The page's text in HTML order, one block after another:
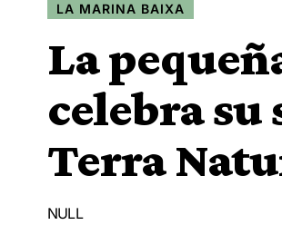
LA MARINA BAIXA
La
celebra su
Terra
NULL